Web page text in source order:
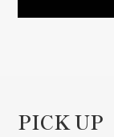
PICK UP